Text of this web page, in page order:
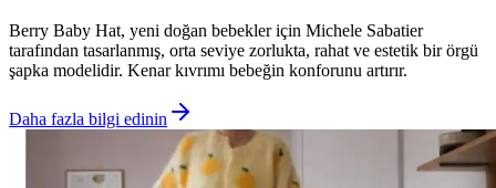
Berry Baby Hat, yeni doğan bebekler için Michele Sabatier
tarafından tasarlanmış, orta seviye zorlukta, rahat ve estetik bir örgü
şapka modelidir. Kenar kıvrımı bebeğin konforunu artırır.
Daha fazla bilgi edinin